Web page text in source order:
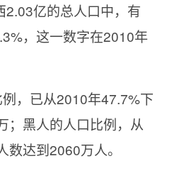
2.03亿的总人口中，有
，这一数字在2010年
，已从2010年47.7%下
；黑人的人口比例，从
达到2060万人。